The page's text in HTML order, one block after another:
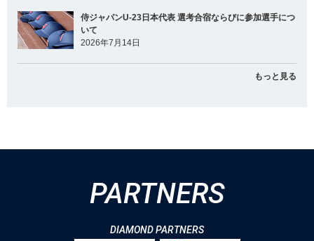
侍ジャパンU-23日本代表 選考合宿ならびに参加選手につ
いて
2026年7月14日
もっと見る
PARTNERS
DIAMOND PARTNERS